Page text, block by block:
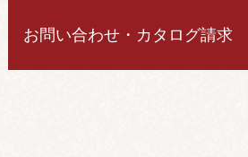
お問い合わせ・カタログ請求